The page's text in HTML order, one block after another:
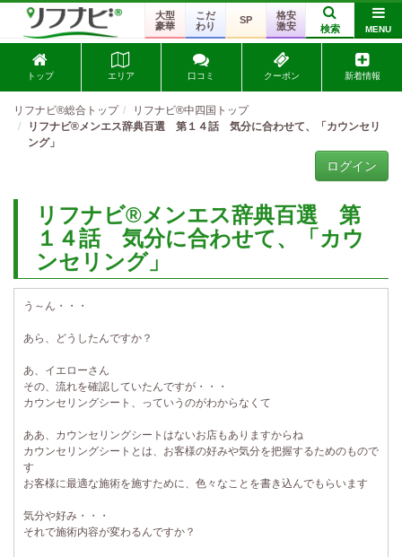
大型
豪華
こだ
わり
SP
格安
激安
検索 MENU
トップ エリア 口コミ クーポン 新着情報
リフナビ®総合トップ
リフナビ®中四国トップ
リフナビ®メンエス辞典百選 第１４話 気分に合わせて、「カウンセリ
ング」
ログイン
リフナビ®メンエス辞典百選 第
１４話 気分に合わせて、「カウ
ンセリング」
う～ん・・・
あら、どうしたんですか？
あ、イエローさん
その、流れを確認していたんですが・・・
カウンセリングシート、っていうのがわからなくて
ああ、カウンセリングシートはないお店もありますからね
カウンセリングシートとは、お客様の好みや気分を把握するためのもので
す
お客様に最適な施術を施すために、色々なことを書き込んでもらいます
気分や好み・・・
それで施術内容が変わるんですか？